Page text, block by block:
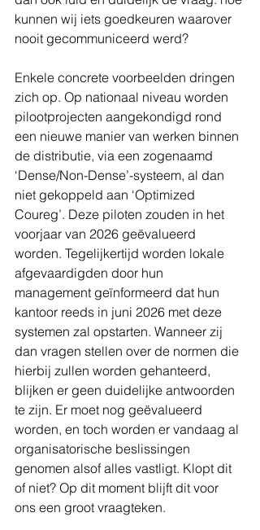
kunnen wij iets goedkeuren waarover
nooit gecommuniceerd werd?
Enkele concrete voorbeelden dringen
zich op. Op nationaal niveau worden
pilootprojecten aangekondigd rond
een nieuwe manier van werken binnen
de distributie, via een zogenaamd
‘Dense/Non-Dense’-systeem, al dan
niet gekoppeld aan ‘Optimized
Coureg’. Deze piloten zouden in het
voorjaar van 2026 geëvalueerd
worden. Tegelijkertijd worden lokale
afgevaardigden door hun
management geïnformeerd dat hun
kantoor reeds in juni 2026 met deze
systemen zal opstarten. Wanneer zij
dan vragen stellen over de normen die
hierbij zullen worden gehanteerd,
blijken er geen duidelijke antwoorden
te zijn. Er moet nog geëvalueerd
worden, en toch worden er vandaag al
organisatorische beslissingen
genomen alsof alles vastligt. Klopt dit
of niet? Op dit moment blijft dit voor
ons een groot vraagteken.